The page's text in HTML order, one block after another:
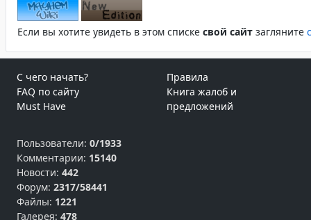
Если вы хотите увидеть в этом спиcке свой сайт загляните
С чего начать?
FAQ по сайту
Must Have
Правила
Книга жалоб и
предложений
Пользователи: 0/1933
Комментарии: 15140
Новости: 442
Форум: 2317/58441
Файлы: 1221
Галерея: 478